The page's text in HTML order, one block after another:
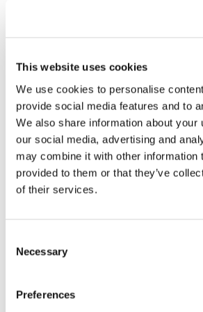
This website uses cookies
We use cookies to personalise
provide social media features and to
We also share information about your
our social media, advertising and
may combine it with other information
provided to them or that they’ve
of their services.
Selection
Necessary
Preferences
importante en relation avec le
comme l’indique le sous-titre
pensée d’Igino Giordani dans
l’encycliqueFratelli tutti».
de rencontrer M. Zaffino pour
Nous terminons cette
en vous recommandant
émouvante et exceptionnelle,
tribu Bangwa du Cameroun et